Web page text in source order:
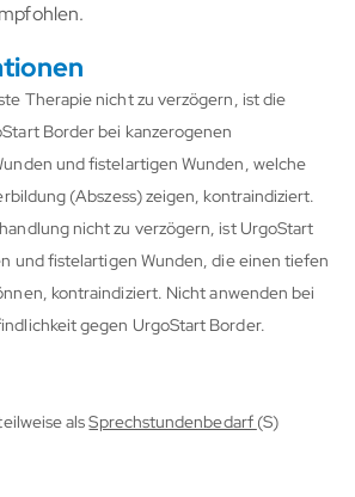
Therapie nicht zu verzögern, ist die
Border bei kanzerogenen
und fistelartigen Wunden, welche
(Abszess) zeigen, kontraindiziert.
nicht zu verzögern, ist UrgoStart
und fistelartigen Wunden, die einen tiefen
kontraindiziert. Nicht anwenden bei
gegen UrgoStart Border.
alsSprechstundenbedarf (S)